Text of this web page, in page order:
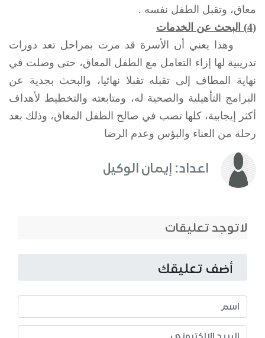
معاق، وتقبل الطفل نفسه .
(4) البحث عن الخدمات
وهذا يعني أن الأسرة قد مرت بمراحل تعد دورات
تدريبية لها إزاء التعامل مع الطفل المعاق، حتى وصلت في
نهاية المطاف إلى تقبله تقبلا نهائيا، والبحث بجدية عن
البرامج التأهيلية والصحية له، ومتابعته والتخطيط لأهداف
أكثر إيجابية، كلها تصب في صالح الطفل المعاق، وذلك بعد
رحلة من العناء والبؤس وعدم الرضا
اعداد: إيمان الوكيل
لاتوجد تعليقات
أضف تعليقك